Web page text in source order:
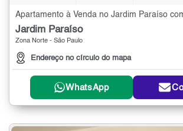
Apartamento à Venda no Jardim Paraíso
Jardim Paraíso
Zona Norte - São Paulo
Endereço no círculo do mapa
WhatsApp